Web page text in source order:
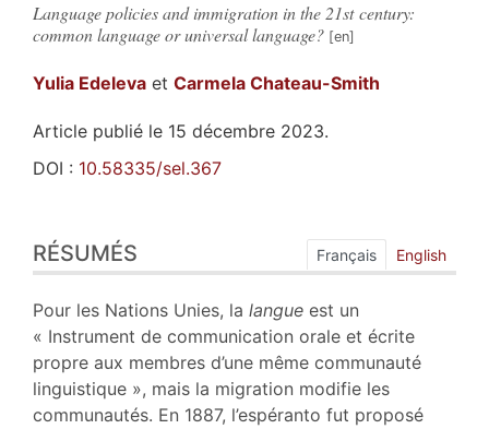
Language policies and immigration in the 21st century:
common language or universal language?
Yulia Edeleva et Carmela Chateau-Smith
Article publié le 15 décembre 2023.
DOI : 10.58335/sel.367
Index
Plan
Texte
Notes
Citer cet article
Auteurs
RÉSUMÉS Français English
Pour les Nations Unies, la langue est un
« Instrument de communication orale et écrite
propre aux membres d’une même communauté
linguistique », mais la migration modifie les
communautés. En 1887, l’espéranto fut proposé